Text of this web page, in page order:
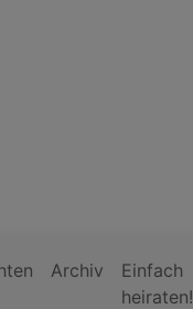
Archiv
Einfach
heiraten!